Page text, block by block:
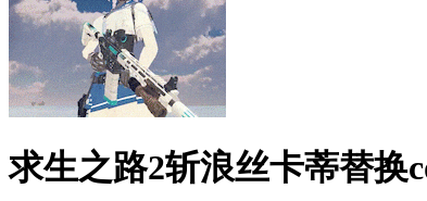
求生之路2斩浪丝卡蒂替换